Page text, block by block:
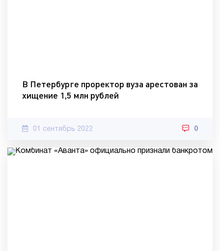
В Петербурге проректор вуза арестован за
хищение 1,5 млн рублей
01 сентябрь 2022 0